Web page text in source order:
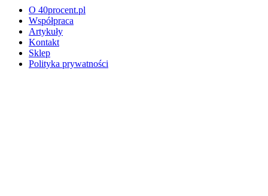
O 40procent.pl
Współpraca
Artykuły
Kontakt
Sklep
Polityka prywatności